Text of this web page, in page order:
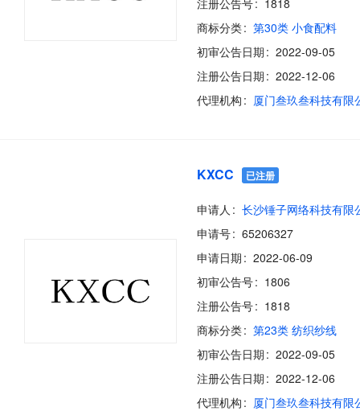
注册公告号
1818
商标分类
第30类 小食配料
初审公告日期
2022-09-05
注册公告日期
2022-12-06
代理机构
厦门叁玖叁科技有限
KXCC 已注册
申请人
长沙锤子网络科技有限
申请号
65206327
申请日期
2022-06-09
初审公告号
1806
注册公告号
1818
商标分类
第23类 纺织纱线
初审公告日期
2022-09-05
注册公告日期
2022-12-06
代理机构
厦门叁玖叁科技有限